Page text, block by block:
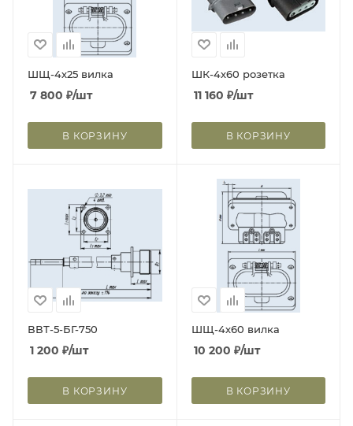
ШЩ-4х25 вилка
7 800 ₽/шт
В КОРЗИНУ
ШК-4х60 розетка
11 160 ₽/шт
В КОРЗИНУ
ВВТ-5-БГ-750
1 200 ₽/шт
В КОРЗИНУ
ШЩ-4х60 вилка
10 200 ₽/шт
В КОРЗИНУ